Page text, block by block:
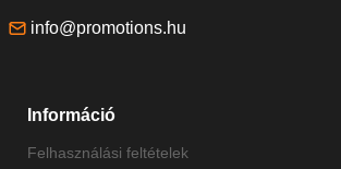
info@promotions.hu
Információ
Felhasználási feltételek